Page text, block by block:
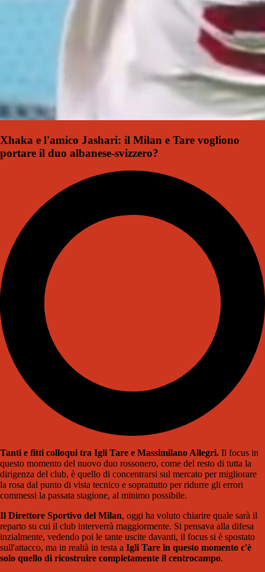
Xhaka e l'amico Jashari: il Milan e Tare vogliono
portare il duo albanese-svizzero?
Tanti e fitti colloqui tra Igli Tare e Massimilano Allegri. Il focus in
questo momento del nuovo duo rossonero, come del resto di tutta la
dirigenza del club, è quello di concentrarsi sul mercato per migliorare
la rosa dal punto di vista tecnico e soprattutto per ridurre gli errori
commessi la passata stagione, al minimo possibile.
Il Direttore Sportivo del Milan, oggi ha voluto chiarire quale sarà il
reparto su cui il club interverrà maggiormente. Si pensava alla difesa
inzialmente, vedendo poi le tante uscite davanti, il focus si è spostato
sull'attacco, ma in realtà in testa a Igli Tare in questo momento c'è
solo quello di ricostruire completamente il centrocampo.